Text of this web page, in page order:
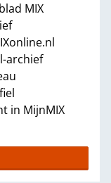
MIX
archief
in MijnMIX